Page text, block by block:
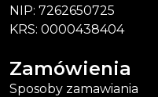
NIP: 7262650725
KRS: 0000438404
Zamówienia
Sposoby zamawiania